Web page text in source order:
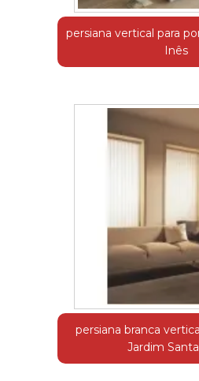
persiana vertical para
Inês
persiana branca
Jardim